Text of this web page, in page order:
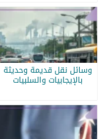
وسائل نقل قديمة وحديثة
بالإيجابيات والسلبيات